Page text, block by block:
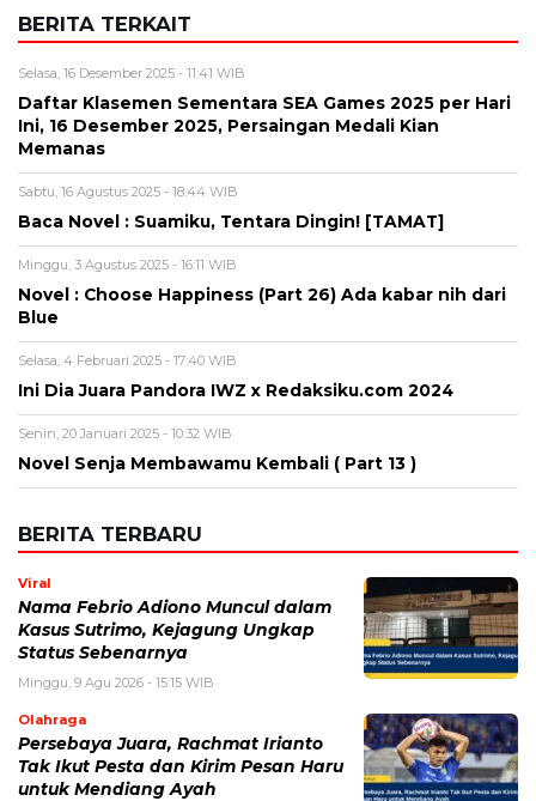
BERITA TERKAIT
Selasa, 16 Desember 2025 - 11:41 WIB
Daftar Klasemen Sementara SEA Games 2025 per Hari
Ini, 16 Desember 2025, Persaingan Medali Kian
Memanas
Sabtu, 16 Agustus 2025 - 18:44 WIB
Baca Novel : Suamiku, Tentara Dingin! [TAMAT]
Minggu, 3 Agustus 2025 - 16:11 WIB
Novel : Choose Happiness (Part 26) Ada kabar nih dari
Blue
Selasa, 4 Februari 2025 - 17:40 WIB
Ini Dia Juara Pandora IWZ x Redaksiku.com 2024
Senin, 20 Januari 2025 - 10:32 WIB
Novel Senja Membawamu Kembali ( Part 13 )
BERITA TERBARU
Viral
Nama Febrio Adiono Muncul dalam
Kasus Sutrimo, Kejagung Ungkap
Status Sebenarnya
Minggu, 9 Agu 2026 - 15:15 WIB
Olahraga
Persebaya Juara, Rachmat Irianto
Tak Ikut Pesta dan Kirim Pesan Haru
untuk Mendiang Ayah